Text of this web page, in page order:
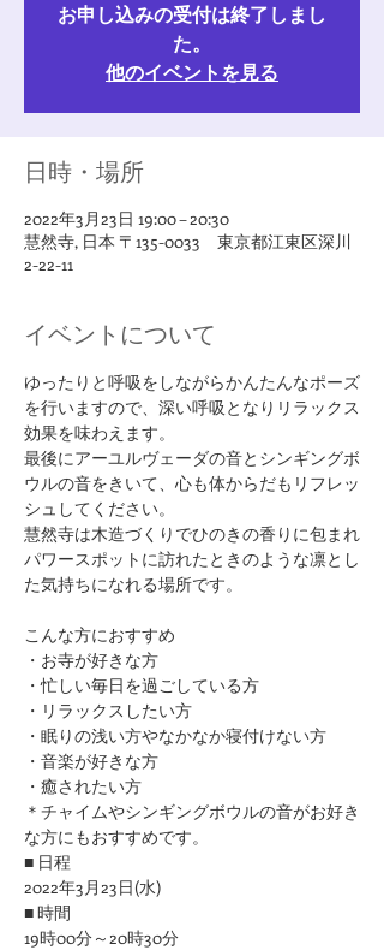
お申し込みの受付は終了しまし
た。
他のイベントを見る
日時・場所
2022年3月23日 19:00 – 20:30
慧然寺, 日本 〒135-0033 東京都江東区深川
2-22-11
イベントについて
ゆったりと呼吸をしながらかんたんなポーズ
を行いますので、深い呼吸となりリラックス
効果を味わえます。
最後にアーユルヴェーダの音とシンギングボ
ウルの音をきいて、心も体からだもリフレッ
シュしてください。
慧然寺は木造づくりでひのきの香りに包まれ
パワースポットに訪れたときのような凛とし
た気持ちになれる場所です。
​こんな方におすすめ
・お寺が好きな方
​・忙しい毎日を過ごしている方
・リラックスしたい方
・眠りの浅い方やなかなか寝付けない方
​・音楽が好きな方
​・癒されたい方
＊チャイムやシンギングボウルの音がお好き
な方にもおすすめです。
■ 日程
2022年3月23日(水)
■ 時間
19時00分～20時30分